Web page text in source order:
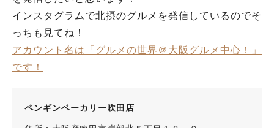
インスタグラムで北摂のグルメを発信しているのでそ
っちも見てね！
アカウント名は「グルメの世界＠大阪グルメ中心！」
です！
ペンギンベーカリー吹田店